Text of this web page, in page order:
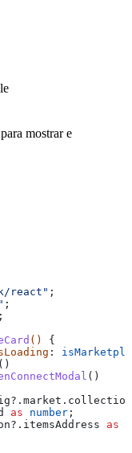
para mostrar e
react" ;
;
;
() {
:
()
()
?. market .
as number ;
?. itemsAddress as